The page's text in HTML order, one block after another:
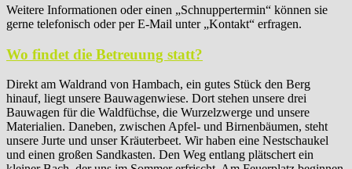
Weitere Informationen oder einen „Schnuppertermin“ können sie
gerne telefonisch oder per E-Mail unter „Kontakt“ erfragen.
Wo findet die Betreuung statt?
Direkt am Waldrand von Hambach, ein gutes Stück den Berg
hinauf, liegt unsere Bauwagenwiese. Dort stehen unsere drei
Bauwagen für die Waldfüchse, die Wurzelzwerge und unsere
Materialien. Daneben, zwischen Apfel- und Birnenbäumen, steht
unsere Jurte und unser Kräuterbeet. Wir haben eine Nestschaukel
und einen großen Sandkasten. Den Weg entlang plätschert ein